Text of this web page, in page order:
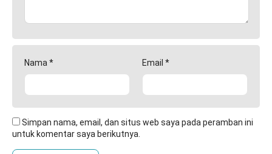
Nama* Email *
Simpan nama, email, dan situs web saya pada peramban ini
untuk komentar saya berikutnya.